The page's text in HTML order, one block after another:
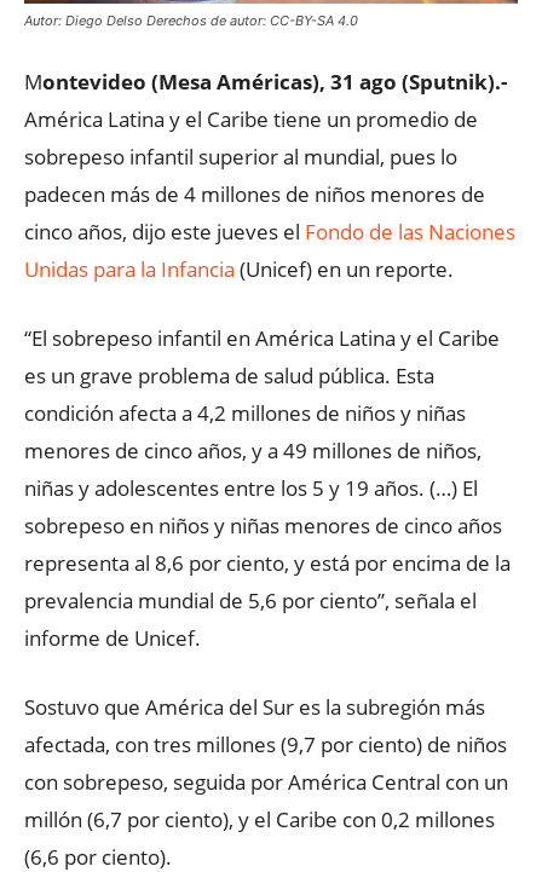
Autor: Diego Delso Derechos de autor: CC-BY-SA 4.0
Montevideo (Mesa Américas), 31 ago (Sputnik).-
América Latina y el Caribe tiene un promedio de
sobrepeso infantil superior al mundial, pues lo
padecen más de 4 millones de niños menores de
cinco años, dijo este jueves el Fondo de las Naciones
Unidas para la Infancia (Unicef) en un reporte.
“El sobrepeso infantil en América Latina y el Caribe
es un grave problema de salud pública. Esta
condición afecta a 4,2 millones de niños y niñas
menores de cinco años, y a 49 millones de niños,
niñas y adolescentes entre los 5 y 19 años. (…) El
sobrepeso en niños y niñas menores de cinco años
representa al 8,6 por ciento, y está por encima de la
prevalencia mundial de 5,6 por ciento”, señala el
informe de Unicef.
Sostuvo que América del Sur es la subregión más
afectada, con tres millones (9,7 por ciento) de niños
con sobrepeso, seguida por América Central con un
millón (6,7 por ciento), y el Caribe con 0,2 millones
(6,6 por ciento).